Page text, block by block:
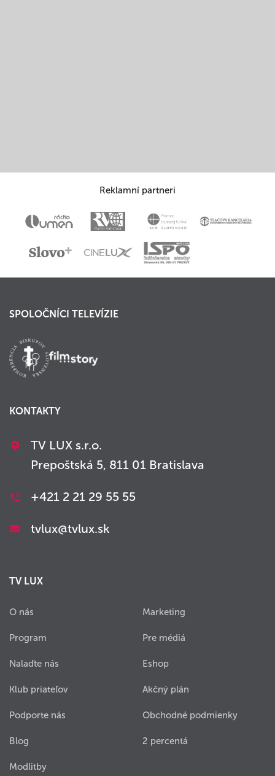
Reklamní partneri
SPOLOČNÍCI TELEVÍZIE
KONTAKTY
TV LUX s.r.o.
Prepoštská 5, 811 01 Bratislava
+421 2 21 29 55 55
tvlux@tvlux.sk
TV LUX
O nás
Program
Nalaďte nás
Klub priateľov
Podporte nás
Blog
Modlitby
Marketing
Pre médiá
Eshop
Akčný plán
Obchodné podmienky
2 percentá